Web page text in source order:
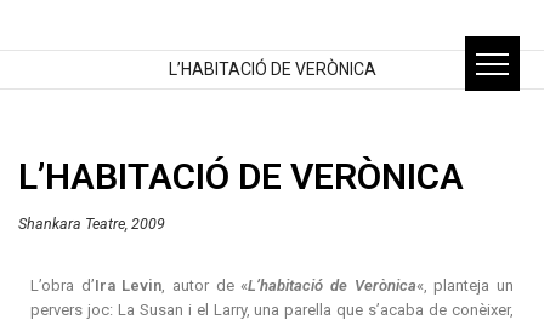
L’HABITACIÓ DE VERÒNICA
L’HABITACIÓ DE VERÒNICA
Shankara Teatre, 2009
L’obra d’Ira Levin , autor de «L’habitació de Verònica«, planteja un
pervers joc: La Susan i el Larry, una parella que s’acaba de conèixer,